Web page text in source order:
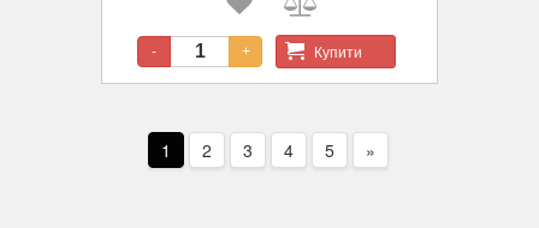
- + Купити
1 2 3 4 5 »